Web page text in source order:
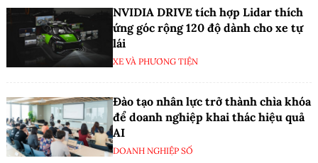
NVIDIA DRIVE tích hợp Lidar thích
ứng góc rộng 120 độ dành cho xe tự
lái
XE VÀ PHƯƠNG TIỆN
Đào tạo nhân lực trở thành chìa khóa
để doanh nghiệp khai thác hiệu quả
AI
DOANH NGHIỆP SỐ